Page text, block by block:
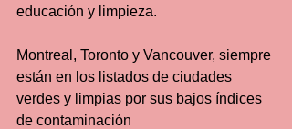
educación y limpieza.
Montreal, Toronto y Vancouver, siempre
están en los listados de ciudades
verdes y limpias por sus bajos índices
de contaminación